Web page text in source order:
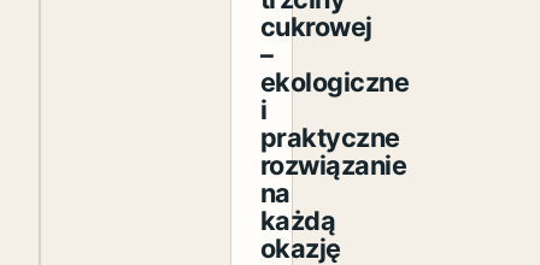
cukrowej
–
ekologiczne
i
praktyczne
rozwiązanie
na
każdą
okazję